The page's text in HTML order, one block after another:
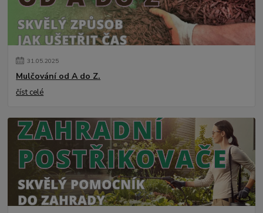
31.05.2025
Mulčování od A do Z.
číst celé